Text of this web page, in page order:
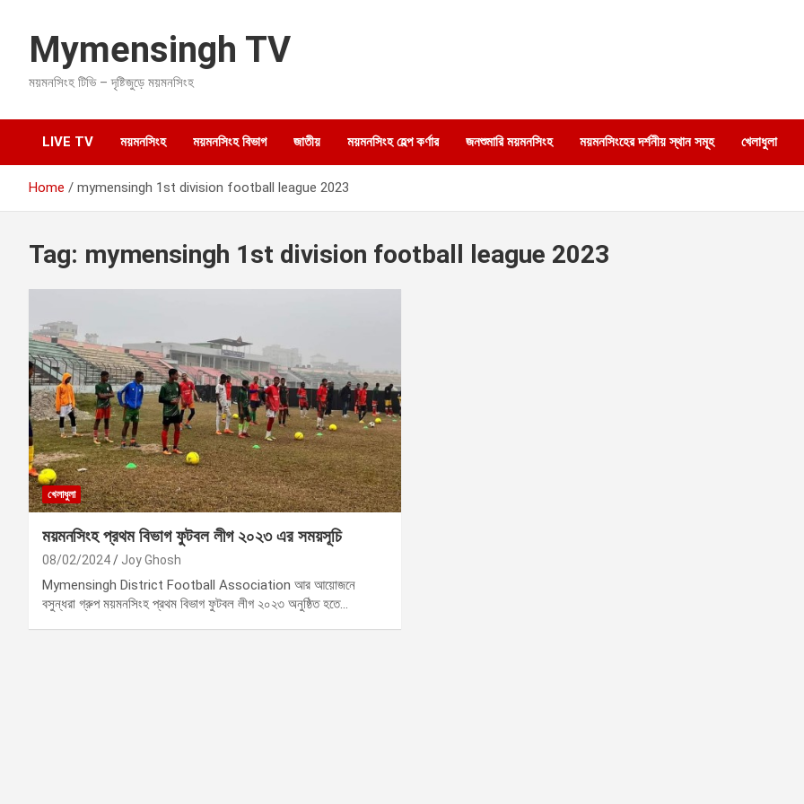
c
n
Mymensingh TV
ময়মনসিংহ টিভি – দৃষ্টিজুড়ে ময়মনসিংহ
LIVE TV ময়মনসিংহ ময়মনসিংহ বিভাগ জাতীয় ময়মনসিংহ হেল্প কর্ণার জনশুমারি ময়মনসিংহ ময়মনসিংহের দর্শনীয় স্থান সমূহ খেলাধুলা
Home mymensingh 1st division football league 2023
Tag: mymensingh 1st division football league 2023
খেলাধুলা
ময়মনসিংহ প্রথম বিভাগ ফুটবল লীগ ২০২৩ এর সময়সূচি
08/02/2024 Joy Ghosh
Mymensingh District Football Association আর আয়োজনে
বসুন্ধরা গ্রুপ ময়মনসিংহ প্রথম বিভাগ ফুটবল লীগ ২০২৩ অনুষ্ঠিত হতে…